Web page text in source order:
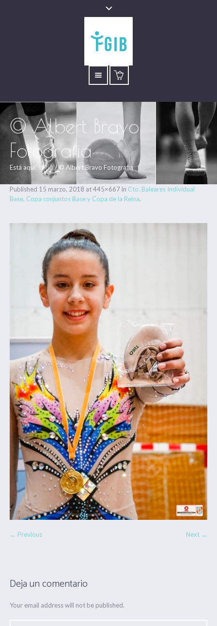
© Albert Bravo
Fotografia
Está aquí: Inicio/© Albert Bravo Fotografia
Published 15 marzo, 2018 at 445×667 in Cto. Baleares Individual
Base, Copa conjuntos Base y Copa de la Reina.
← Previous Next →
Deja un comentario
Your email address will not be published.